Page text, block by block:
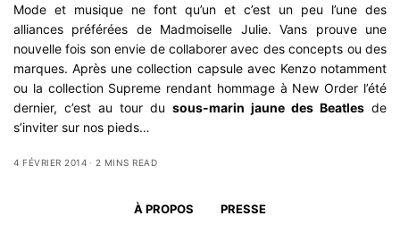
Mode et musique ne font qu’un et c’est un peu l’une des
alliances préférées de Madmoiselle Julie.Vans prouve une
nouvelle fois son envie de collaborer avec des concepts ou des
marques. Après une collection capsule avec Kenzo notamment
ou la collection Supreme rendant hommage à New Order l’été
dernier, c’est au tour du sous-marin jaune des Beatles de
s’inviter sur nos pieds…
4 FÉVRIER 2014 2 MINS READ
À PROPOS PRESSE